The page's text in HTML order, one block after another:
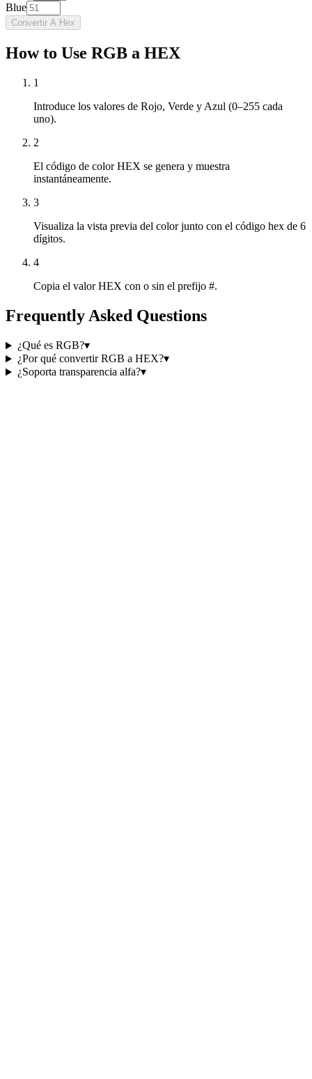
Blue
Convertir A Hex
How to Use RGB a HEX
1
Introduce los valores de Rojo, Verde y Azul (0–255 cada
uno).
2
El código de color HEX se genera y muestra
instantáneamente.
3
Visualiza la vista previa del color junto con el código hex de 6
dígitos.
4
Copia el valor HEX con o sin el prefijo #.
Frequently Asked Questions
¿Qué es RGB?▾
¿Por qué convertir RGB a HEX?▾
¿Soporta transparencia alfa?▾